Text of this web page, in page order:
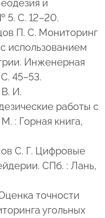
и
5. С. 12–20.
П. С. Мониторинг
использованием
Инженерная
45–53.
И.
работы с
: Горная книга,
С. Г. Цифровые
СПб. : Лань,
точности
угольных